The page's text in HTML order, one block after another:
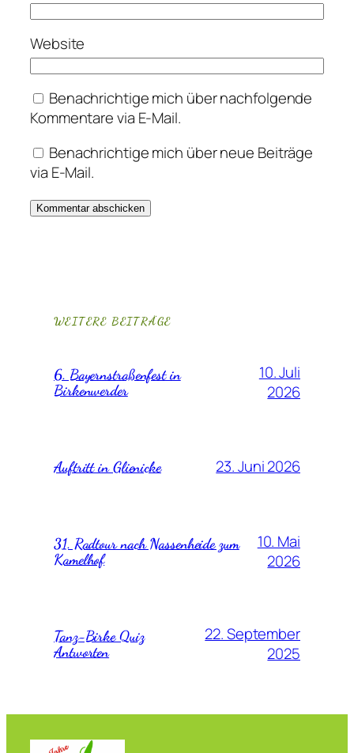
Website
Benachrichtige mich über nachfolgende
Kommentare via E-Mail.
Benachrichtige mich über neue Beiträge
via E-Mail.
WEITERE BEITRÄGE
6. Bayernstraßenfest in
Birkenwerder
10. Juli
2026
Auftritt in Glienicke 23. Juni 2026
31. Radtour nach Nassenheide zum
Kamelhof
10. Mai
2026
Tanz-Birke Quiz
Antworten
22. September
2025